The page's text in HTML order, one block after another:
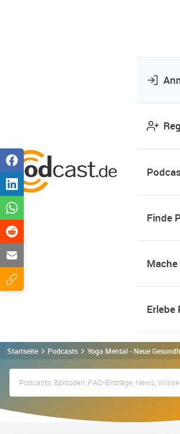
Finde
Erlebe
Startseite Podcasts Yoga Mental - Neue